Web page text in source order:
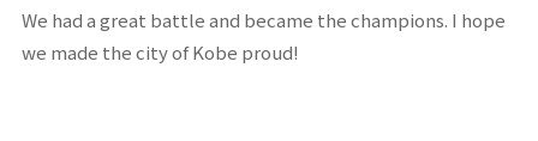
We had a great battle and became the champions. I hope
we made the city of Kobe proud!